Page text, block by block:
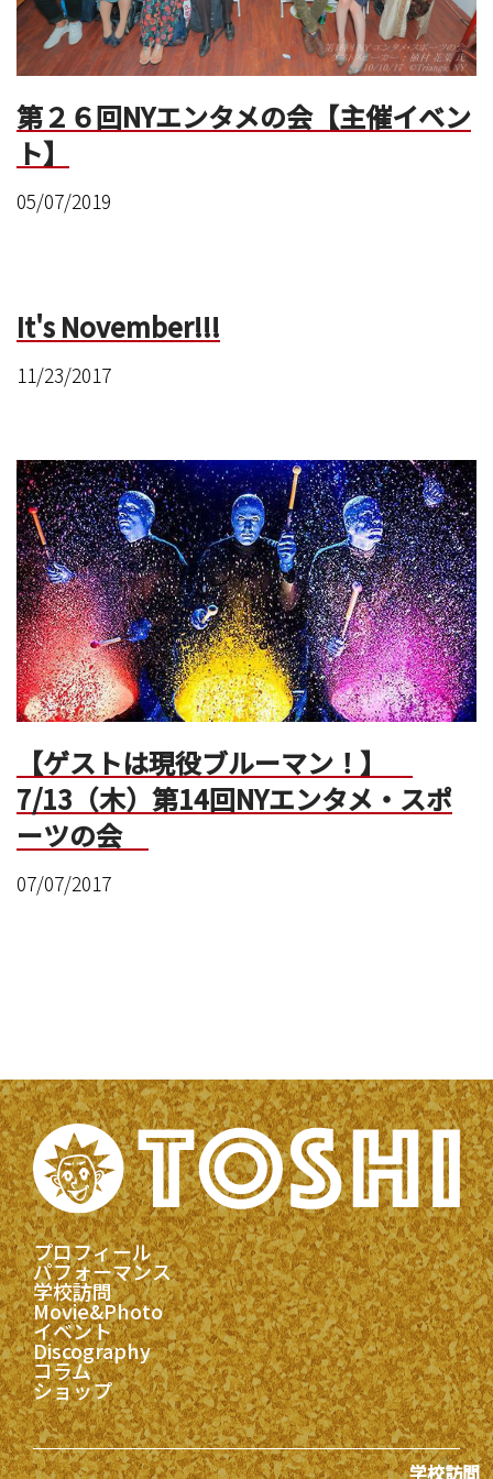
学校訪問
第２６回NYエンタメの会【主催イベン
ト】
05/07/2019
It's November!!!
11/23/2017
【ゲストは現役ブルーマン！】
7/13（木）第14回NYエンタメ・スポ
ーツの会
07/07/2017
プロフィール
パフォーマンス
学校訪問
Movie&Photo
イベント
Discography
コラム
ショップ